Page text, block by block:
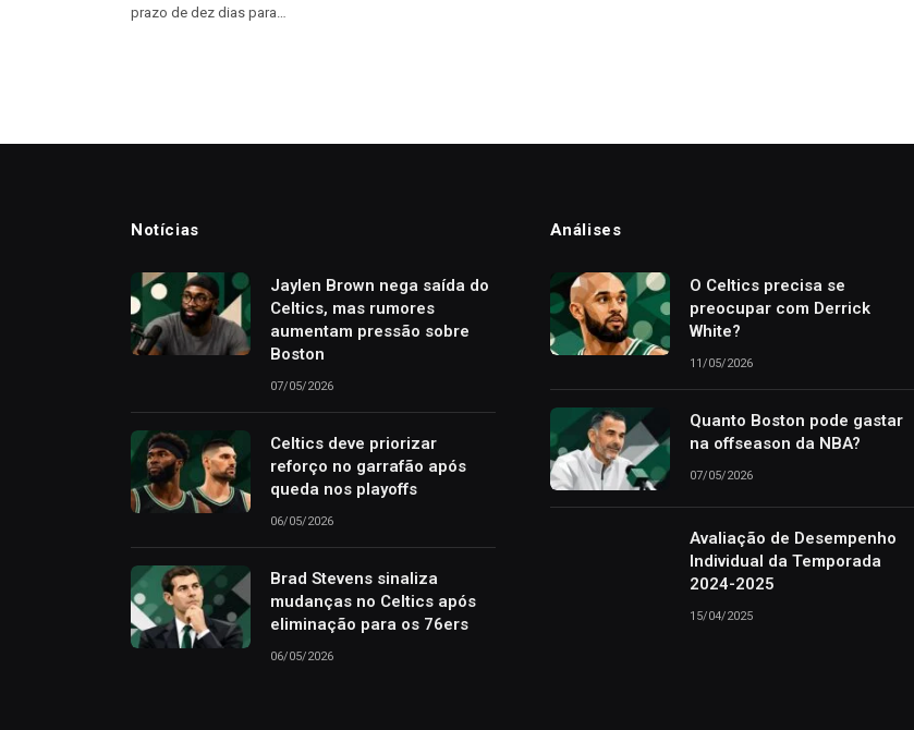
prazo de dez dias para…
Notícias
Jaylen Brown nega saída do
Celtics, mas rumores
aumentam pressão sobre
Boston
07/05/2026
Celtics deve priorizar
reforço no garrafão após
queda nos playoffs
06/05/2026
Brad Stevens sinaliza
mudanças no Celtics após
eliminação para os 76ers
06/05/2026
Análises
O Celtics precisa se
preocupar com Derrick
White?
11/05/2026
Quanto Boston pode gastar
na offseason da NBA?
07/05/2026
Avaliação de Desempenho
Individual da Temporada
2024-2025
15/04/2025